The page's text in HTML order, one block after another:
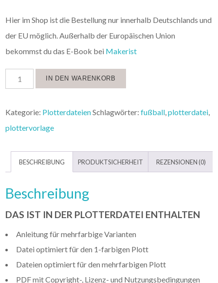
Hier im Shop ist die Bestellung nur innerhalb Deutschlands und
der EU möglich. Außerhalb der Europäischen Union
bekommst du das E-Book bei Makerist
IN DEN WARENKORB
Kategorie: PlotterdateienSchlagwörter:fußball,plotterdatei,
plottervorlage
BESCHREIBUNG PRODUKTSICHERHEIT REZENSIONEN (0)
Beschreibung
DAS IST IN DER PLOTTERDATEI ENTHALTEN
Anleitung für mehrfarbige Varianten
Datei optimiert für den 1-farbigen Plott
Dateien optimiert für den mehrfarbigen Plott
PDF mit Copyright-, Lizenz- und Nutzungsbedingungen